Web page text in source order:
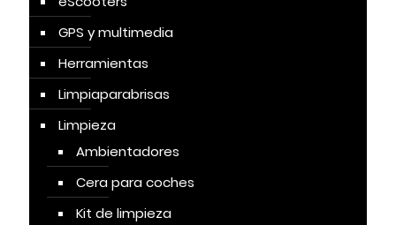
GPS y multimedia
Herramientas
Limpiaparabrisas
Limpieza
Ambientadores
Cera para coches
Kit de limpieza